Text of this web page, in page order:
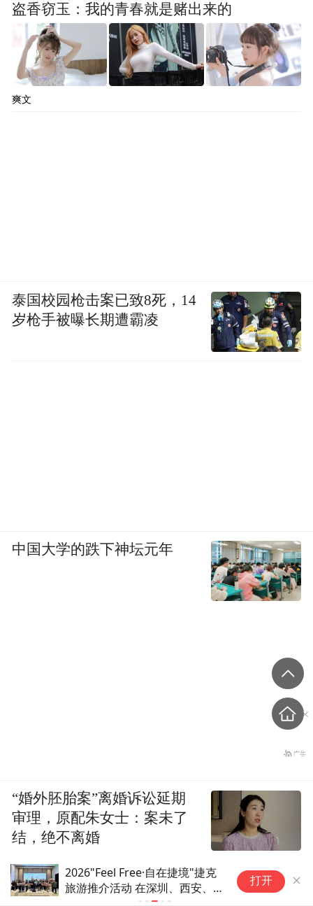
祁连山下，呦呦鹿鸣引客来(1) 打开
盗香窃玉：我的青春就是赌出来的
爽文
泰国校园枪击案已致8死，14
岁枪手被曝长期遭霸凌
中国大学的跌下神坛元年
“婚外胚胎案”离婚诉讼延期
审理，原配朱女士：案未了
结，绝不离婚